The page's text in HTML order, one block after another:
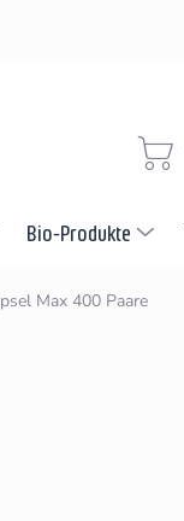
Bio-Produkte
Max 400 Paare